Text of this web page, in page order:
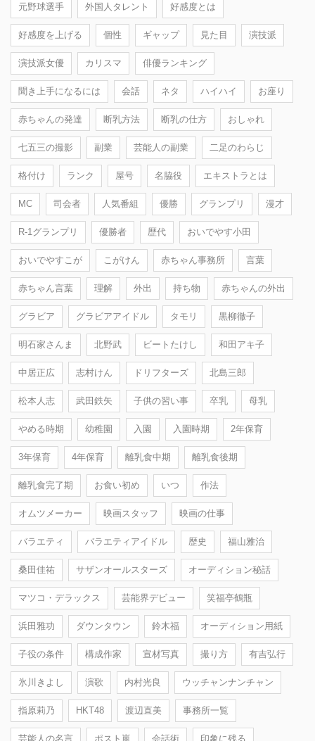
元野球選手 外国人タレント 好感度とは
好感度を上げる 個性 ギャップ 見た目 演技派
演技派女優 カリスマ 俳優ランキング
聞き上手になるには 会話 ネタ ハイハイ お座り
赤ちゃんの発達 断乳方法 断乳の仕方 おしゃれ
七五三の撮影 副業 芸能人の副業 二足のわらじ
格付け ランク 屋号 名脇役 エキストラとは
MC 司会者 人気番組 優勝 グランプリ 漫才
R-1グランプリ 優勝者 歴代 おいでやす小田
おいでやすこが こがけん 赤ちゃん事務所 言葉
赤ちゃん言葉 理解 外出 持ち物 赤ちゃんの外出
グラビア グラビアアイドル タモリ 黒柳徹子
明石家さんま 北野武 ビートたけし 和田アキ子
中居正広 志村けん ドリフターズ 北島三郎
松本人志 武田鉄矢 子供の習い事 卒乳 母乳
やめる時期 幼稚園 入園 入園時期 2年保育
3年保育 4年保育 離乳食中期 離乳食後期
離乳食完了期 お食い初め いつ 作法
オムツメーカー 映画スタッフ 映画の仕事
バラエティ バラエティアイドル 歴史 福山雅治
桑田佳祐 サザンオールスターズ オーディション秘話
マツコ・デラックス 芸能界デビュー 笑福亭鶴瓶
浜田雅功 ダウンタウン 鈴木福 オーディション用紙
子役の条件 構成作家 宣材写真 撮り方 有吉弘行
氷川きよし 演歌 内村光良 ウッチャンナンチャン
指原莉乃 HKT48 渡辺直美 事務所一覧
芸能人の名言 ポスト嵐 会話術 印象に残る